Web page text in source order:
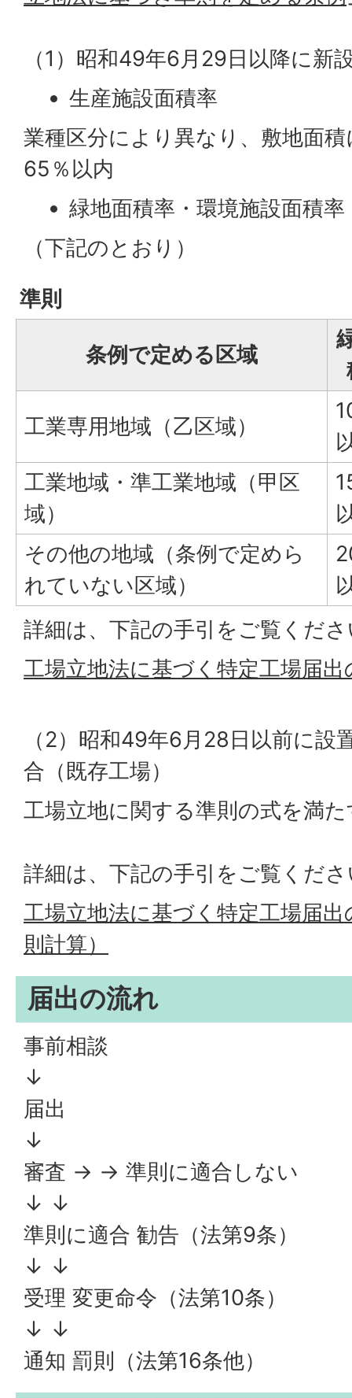
（1）昭和49年6月29日以降に新
生産施設面積率
業種区分により異なり、敷地面
65％以内
緑地面積率・環境施設面積率
（下記のとおり）
準則
条例で定める区域
工業専用地域（乙区域）
工業地域・準工業地域（甲区
域）
その他の地域（条例で定めら
れていない区域）
詳細は、下記の手引をご覧くだ
工場立地法に基づく特定工場届出
（2）昭和49年6月28日以前に設
合（既存工場）
工場立地に関する準則の式を満
詳細は、下記の手引をご覧くだ
工場立地法に基づく特定工場届
則計算）
届出の流れ
事前相談
↓
届出
↓
審査 → → 準則に適合しない
↓ ↓
準則に適合 勧告（法第9条）
↓ ↓
受理 変更命令（法第10条）
↓ ↓
通知 罰則（法第16条他）